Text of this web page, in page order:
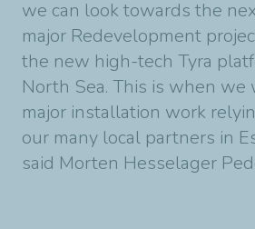
we can look towards the
major Redevelopment
the new high-tech Tyra
North Sea. This is when
major installation work
our many local partners in
said Morten Hesselager